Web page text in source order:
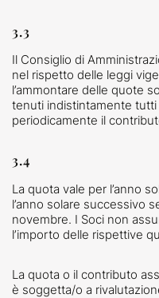
3.3
Il Consiglio di
nel rispetto delle leggi
l’ammontare delle quote
tenuti indistintamente tutti
periodicamente il
3.4
La quota vale per l’anno
l’anno solare successivo
novembre. I Soci non
l’importo delle rispettive
La quota o il contributo
è soggetta/o a